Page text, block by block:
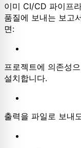
이미 CI/CD 파이프
품질에 보내는 보고
면:
프로젝트에 의존성
설치합니다.
출력을 파일로 보내